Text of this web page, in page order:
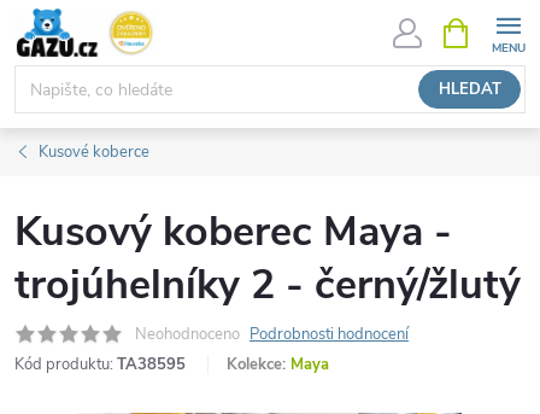
Přejít
obsah
HLEDAT
NÁKUPNÍ
KOŠÍK
Kusové koberce
Kusový koberec Maya -
trojúhelníky 2 - černý/žlutý
Neohodnoceno Podrobnosti hodnocení
Kód produktu: TA38595 Kolekce: Maya